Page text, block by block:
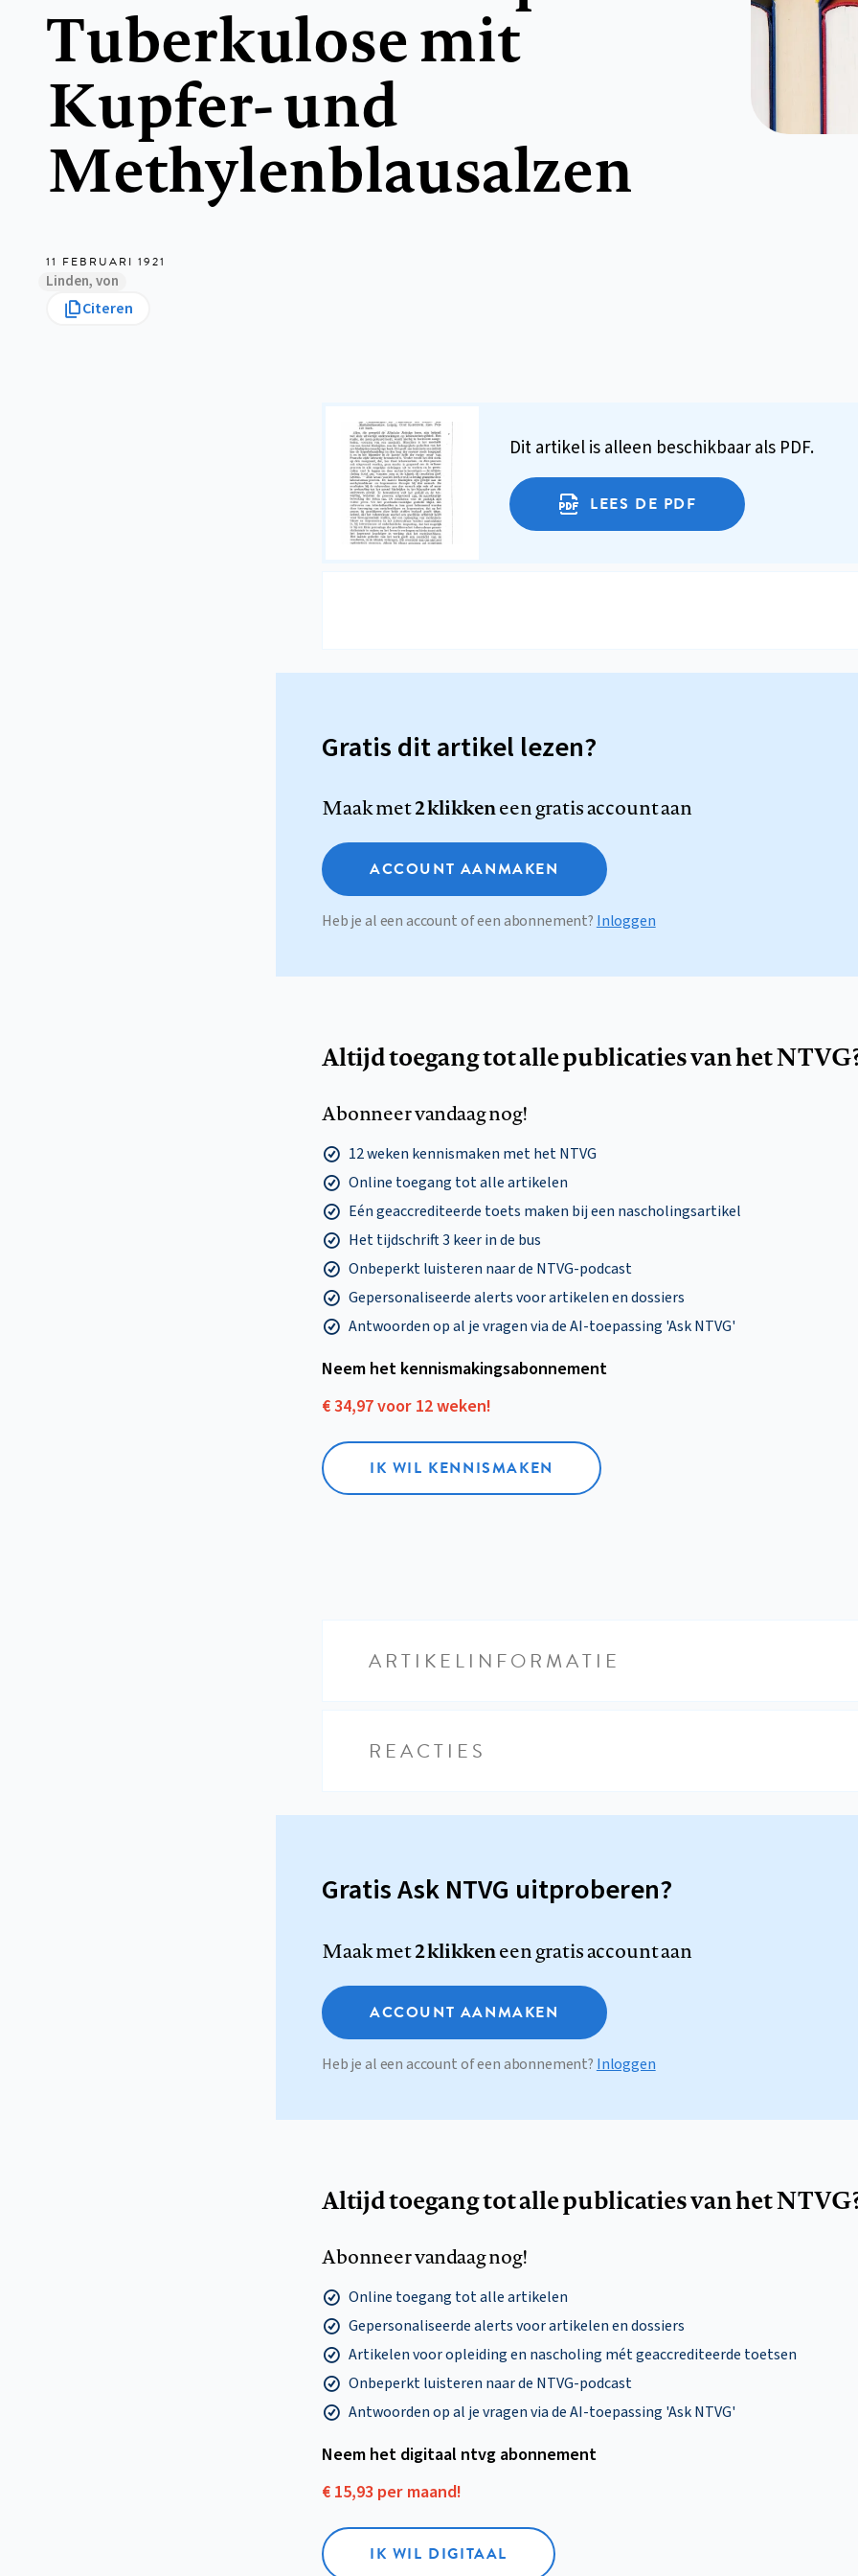
Tuberkulose mit
Kupfer- und
Methylenblausalzen
11 FEBRUARI 1921
Linden, von
Citeren
Dit artikel is alleen beschikbaar als PDF.
LEES DE PDF
Gratis dit artikel lezen?
Maak met2 klikkeneen gratis account aan
ACCOUNT AANMAKEN
Heb je al een account of een abonnement? Inloggen
Altijd toegang tot alle publicaties van het
Abonneer vandaag nog!
12 weken kennismaken met het NTVG
Online toegang tot alle artikelen
Eén geaccrediteerde toets maken bij een nascholingsartikel
Het tijdschrift 3 keer in de bus
Onbeperkt luisteren naar de NTVG-podcast
Gepersonaliseerde alerts voor artikelen en dossiers
Antwoorden op al je vragen via de AI-toepassing 'Ask NTVG'
Neem het kennismakings­abonnement
€ 34,97 voor 12 weken!
IK WIL KENNISMAKEN
ARTIKELINFORMATIE
REACTIES
Gratis Ask NTVG uitproberen?
Maak met2 klikkeneen gratis account aan
ACCOUNT AANMAKEN
Heb je al een account of een abonnement? Inloggen
Altijd toegang tot alle publicaties van het
Abonneer vandaag nog!
Online toegang tot alle artikelen
Gepersonaliseerde alerts voor artikelen en dossiers
Artikelen voor opleiding en nascholing mét geaccrediteerde toetsen
Onbeperkt luisteren naar de NTVG-podcast
Antwoorden op al je vragen via de AI-toepassing 'Ask NTVG'
Neem het digitaal ntvg abonnement
€ 15,93 per maand!
IK WIL DIGITAAL